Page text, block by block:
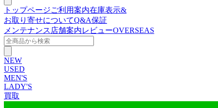
トップページご利用案内在庫表示&
お取り寄せについてQ&A保証
メンテナンス 店舗案内レビューOVERSEAS
NEW
USED
MEN'S
LADY'S
買取